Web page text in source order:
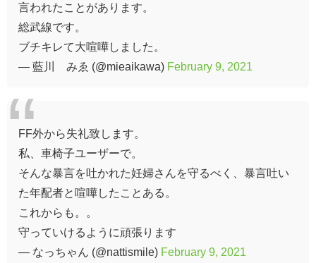
言われたことがあります。
総武線です。
ブチキレて大喧嘩しました。
— 藍川 みゑ (@mieaikawa) February 9, 2021
FF外から失礼致します。
私、車椅子ユーザーで。
そんな暴言を吐かれた妊婦さんを守るべく、暴言吐い
た年配者と喧嘩したことある。
これからも。。
守っていけるように頑張ります
— なっちゃん (@nattismile) February 9, 2021